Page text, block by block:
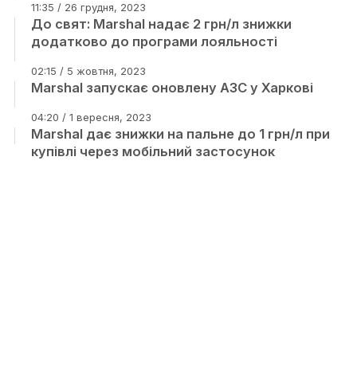
11:35 / 26 грудня, 2023
До свят: Marshal надає 2 грн/л знижки
додатково до програми лояльності
02:15 / 5 жовтня, 2023
Marshal запускає оновлену АЗС у Харкові
04:20 / 1 вересня, 2023
Marshal дає знижки на пальне до 1 грн/л при
купівлі через мобільний застосунок